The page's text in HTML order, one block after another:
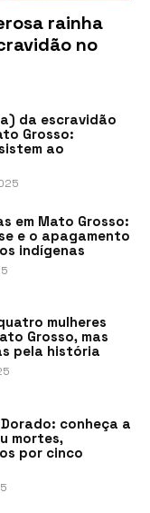
rainha
no
da escravidão
Grosso:
ao
em Mato Grosso:
e o apagamento
indígenas
mulheres
Grosso, mas
pela história
conheça a
mortes,
por cinco